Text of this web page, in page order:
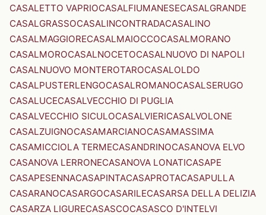
CASALETTO VAPRIOCASALFIUMANESECASALGRANDE
CASALGRASSOCASALINCONTRADACASALINO
CASALMAGGIORECASALMAIOCCOCASALMORANO
CASALMOROCASALNOCETOCASALNUOVO DI NAPOLI
CASALNUOVO MONTEROTAROCASALOLDO
CASALPUSTERLENGOCASALROMANOCASALSERUGO
CASALUCECASALVECCHIO DI PUGLIA
CASALVECCHIO SICULOCASALVIERICASALVOLONE
CASALZUIGNOCASAMARCIANOCASAMASSIMA
CASAMICCIOLA TERMECASANDRINOCASANOVA ELVO
CASANOVA LERRONECASANOVA LONATICASAPE
CASAPESENNACASAPINTACASAPROTACASAPULLA
CASARANOCASARGOCASARILECASARSA DELLA DELIZIA
CASARZA LIGURECASASCOCASASCO D'INTELVI